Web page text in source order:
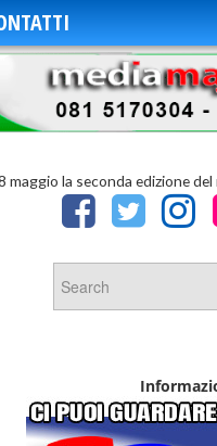
la seconda edizione